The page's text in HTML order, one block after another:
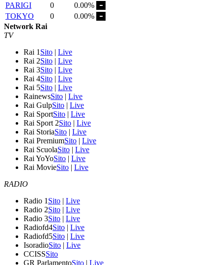
PARIGI
0
0.00%
TOKYO
0
0.00%
Network Rai
TV
Rai 1 Sito | Live
Rai 2Sito | Live
Rai 3Sito | Live
Rai 4Sito | Live
Rai 5Sito | Live
RainewsSito | Live
Rai GulpSito | Live
Rai SportSito | Live
Rai Sport 2Sito | Live
Rai StoriaSito | Live
Rai PremiumSito | Live
Rai ScuolaSito | Live
Rai YoYoSito | Live
Rai MovieSito | Live
RADIO
Radio 1 Sito | Live
Radio 2Sito | Live
Radio 3Sito | Live
Radiofd4Sito | Live
Radiofd5Sito | Live
IsoradioSito | Live
CCISSSito
GR ParlamentoSito | Live